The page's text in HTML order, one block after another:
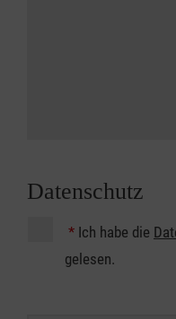
Datenschutz
* Ich habe die
gelesen.